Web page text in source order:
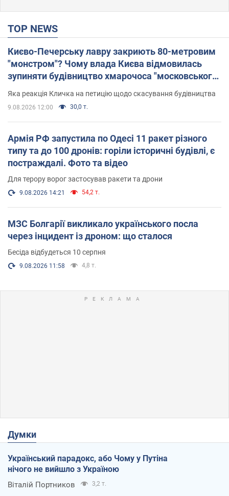
TOP NEWS
Києво-Печерську лавру закриють 80-метровим
"монстром"? Чому влада Києва відмовилась
зупиняти будівництво хмарочоса "московського
вірянина"
Яка реакція Кличка на петицію щодо скасування будівництва
9.08.2026 12:00 30,0 т.
Армія РФ запустила по Одесі 11 ракет різного
типу та до 100 дронів: горіли історичні будівлі, є
постраждалі. Фото та відео
Для терору ворог застосував ракети та дрони
9.08.2026 14:21 54,2 т.
МЗС Болгарії викликало українського посла
через інцидент із дроном: що сталося
Бесіда відбудеться 10 серпня
9.08.2026 11:58 4,8 т.
Думки
Український парадокс, або Чому у Путіна
нічого не вийшло з Україною
Віталій Портников 3,2 т.